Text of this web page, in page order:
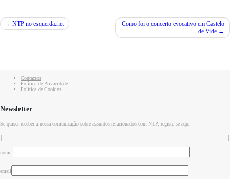
Navegação
NTP no esquerda.net
Como foi o concerto evocativo em Castelo
de Vide
Contactos
Política de Privacidade
Política de Cookies
Newsletter
Se quiser receber a nossa comunicação sobre assuntos relacionados com NTP, registe-se aqui
nome
email